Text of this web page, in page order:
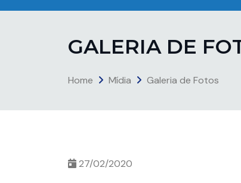
GALERIA DE FO
Home Mídia Galeria de Fotos
27/02/2020